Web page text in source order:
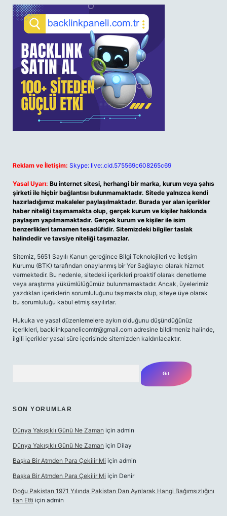
Reklam ve İletişim: Skype: live:.cid.575569c608265c69
Yasal Uyarı: Bu internet sitesi, herhangi bir marka, kurum veya şahıs
şirketi ile hiçbir bağlantısı bulunmamaktadır. Sitede yalnızca kendi
hazırladığımız makaleler paylaşılmaktadır. Burada yer alan içerikler
haber niteliği taşımamakta olup, gerçek kurum ve kişiler hakkında
paylaşım yapılmamaktadır. Gerçek kurum ve kişiler ile isim
benzerlikleri tamamen tesadüfidir. Sitemizdeki bilgiler taslak
halindedir ve tavsiye niteliği taşımazlar.
Sitemiz, 5651 Sayılı Kanun gereğince Bilgi Teknolojileri ve İletişim
Kurumu (BTK) tarafından onaylanmış bir Yer Sağlayıcı olarak hizmet
vermektedir. Bu nedenle, sitedeki içerikleri proaktif olarak denetleme
veya araştırma yükümlülüğümüz bulunmamaktadır. Ancak, üyelerimiz
yazdıkları içeriklerin sorumluluğunu taşımakta olup, siteye üye olarak
bu sorumluluğu kabul etmiş sayılırlar.
Hukuka ve yasal düzenlemelere aykırı olduğunu düşündüğünüz
içerikleri, backlinkpanelicomtr@gmail.com adresine bildirmeniz halinde,
ilgili içerikler yasal süre içerisinde sitemizden kaldırılacaktır.
SON YORUMLAR
Dünya Yakışıklı Günü Ne Zaman için admin
Dünya Yakışıklı Günü Ne Zaman için Dilay
Başka Bir Atmden Para Çekilir Mi için admin
Başka Bir Atmden Para Çekilir Mi için Denir
Doğu Pakistan 1971 Yılında Pakistan Dan Ayrılarak Hangi Bağımsızlığını
Ilan Etti için admin